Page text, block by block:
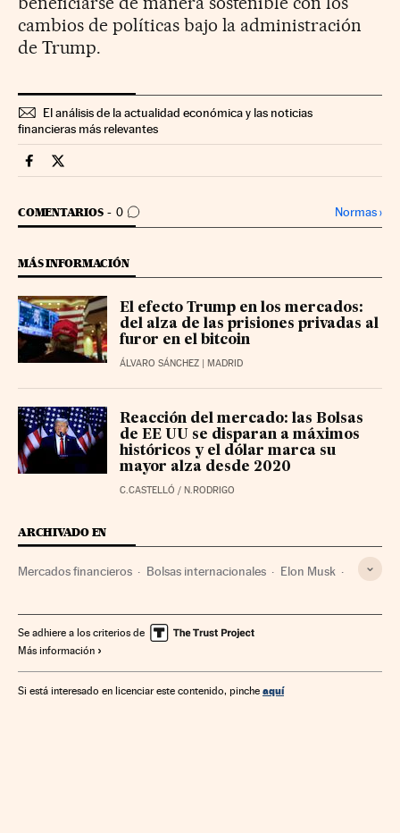
cambios de políticas bajo la administración
de Trump.
El análisis de la actualidad económica y las noticias
financieras más relevantes
Mercados Financieros Cinco Días en Facebook
Mercados Financieros Cinco Días en Twitter
COMENTARIOS 0
IR A LOS COMENTARIOS Normas›
MÁS INFORMACIÓN
El efecto Trump en los mercados:
del alza de las prisiones privadas al
furor en el bitcoin
ÁLVARO SÁNCHEZ | MADRID
Reacción del mercado: las Bolsas
de EE UU se disparan a máximos
históricos y el dólar marca su
mayor alza desde 2020
C.CASTELLÓ / N.RODRIGO
ARCHIVADO EN
Mercados financieros Bolsas internacionales Elon Musk
Especulación financiera Coinbase Exxon Mobil
Se adhiere a los criterios de
Más información
Si está interesado en licenciar este contenido, pinche aquí